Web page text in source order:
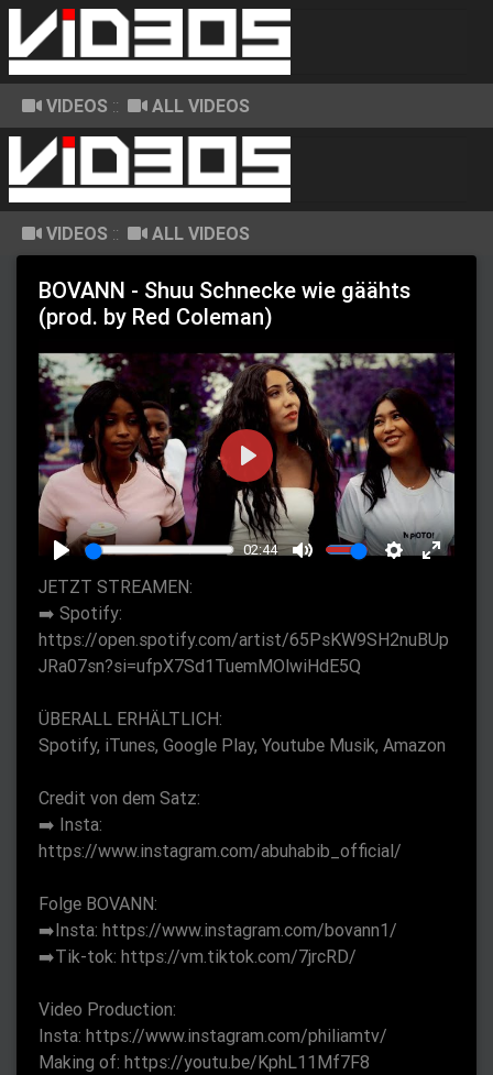
VIDEOS :: ALL VIDEOS
VIDEOS :: ALL VIDEOS
BOVANN - Shuu Schnecke wie gäähts
(prod. by Red Coleman)
l
a
y
02:44
t
e
t
g
t
u
P
l
a
JETZT STREAMEN:
➡️ Spotify:
https://open.spotify.com/artist/65PsKW9SH2nuBUp
JRa07sn?si=ufpX7Sd1TuemMOlwiHdE5Q
ÜBERALL ERHÄLTLICH:
Spotify, iTunes, Google Play, Youtube Musik, Amazon
Credit von dem Satz:
➡️ Insta:
https://www.instagram.com/abuhabib_official/
Folge BOVANN:
➡️Insta: https://www.instagram.com/bovann1/
➡️Tik-tok: https://vm.tiktok.com/7jrcRD/
Video Production:
Insta: https://www.instagram.com/philiamtv/
Making of: https://youtu.be/KphL11Mf7F8